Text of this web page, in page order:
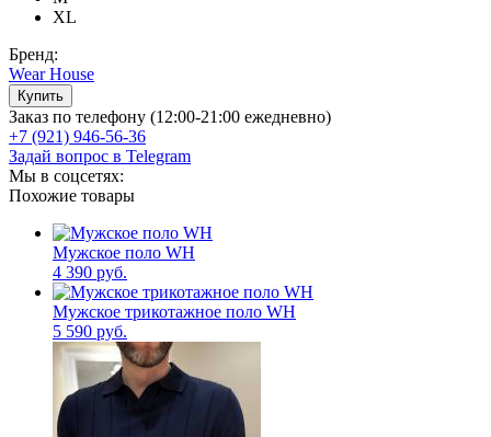
XL
Бренд:
Wear House
Заказ по телефону (12:00-21:00 ежедневно)
+7 (921) 946-56-36
Задай вопрос в Telegram
Мы в соцсетях:
Похожие товары
Мужское поло WH
4 390 руб.
Мужское трикотажное поло WH
5 590 руб.